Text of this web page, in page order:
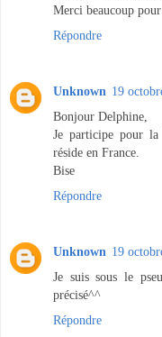
Merci beaucoup pour
Répondre
Unknown 19
Bonjour Delphine,
Je participe pour
réside en France.
Bise
Répondre
Unknown 19
Je suis sous le
précisé^^
Répondre